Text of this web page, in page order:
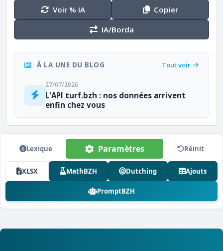
Voir % IA
Copier
IA/Borda
À LA UNE DU BLOG Tout voir
27/07/2026
L'API turf.bzh : nos données arrivent
enfin chez vous
Lexique Paramètres Réinit
XLSX MathBZH Dutching Ajouts
PromptBZH